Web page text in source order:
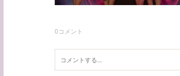
0コメント